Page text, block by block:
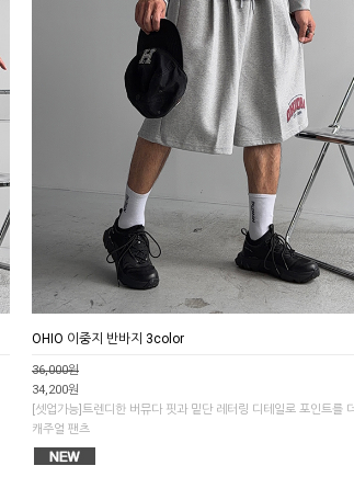
OHIO 이중지 반바지 3color
36,000원
34,200원
[셋업가능]트렌디한 버뮤다 핏과 밑단 레터링 디테일로 포인트를
캐주얼 팬츠